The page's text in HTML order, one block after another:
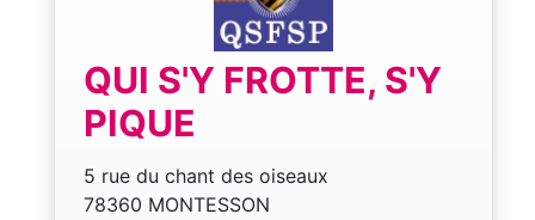
QUI S'Y FROTTE, S'Y
PIQUE
5 rue du chant des oiseaux
78360 MONTESSON